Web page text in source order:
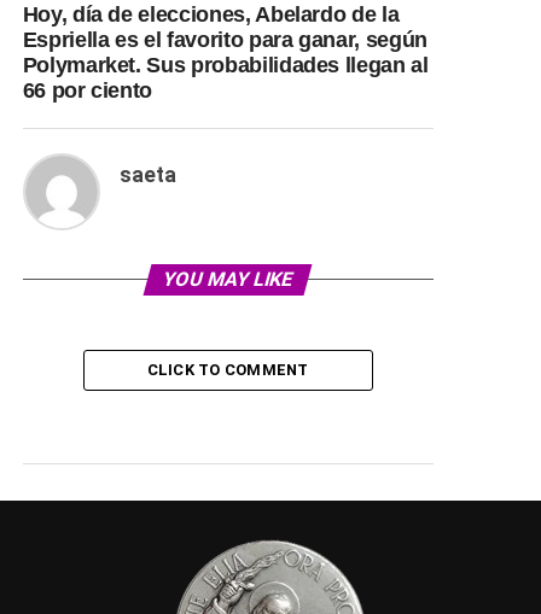
Hoy, día de elecciones, Abelardo de la
Espriella es el favorito para ganar, según
Polymarket. Sus probabilidades llegan al
66 por ciento
saeta
YOU MAY LIKE
CLICK TO COMMENT